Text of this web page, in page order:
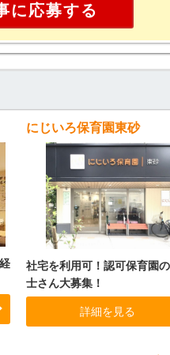
に応募する
にじいろ保育園東砂
社宅を利用可！認可保育園
士さん大募集！
詳細を見る